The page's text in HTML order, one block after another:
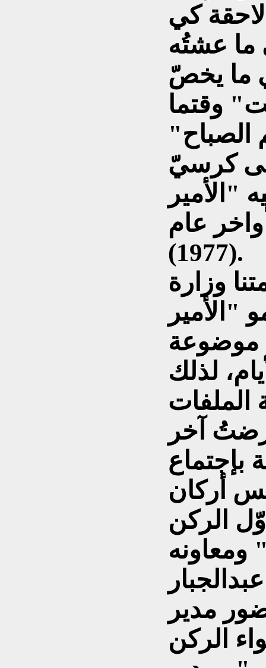
كي
ما عشتُه
عام (1978) في ما يخصّ
وقتما
الصباح"
كرسيّ
"الأمير
عام
(1977).
وزارة
"الأمير
موضوعة
لذلك
الملفات
آخر
بإجتماع
أركان
الركن
ومعاونه
مدير
الركن